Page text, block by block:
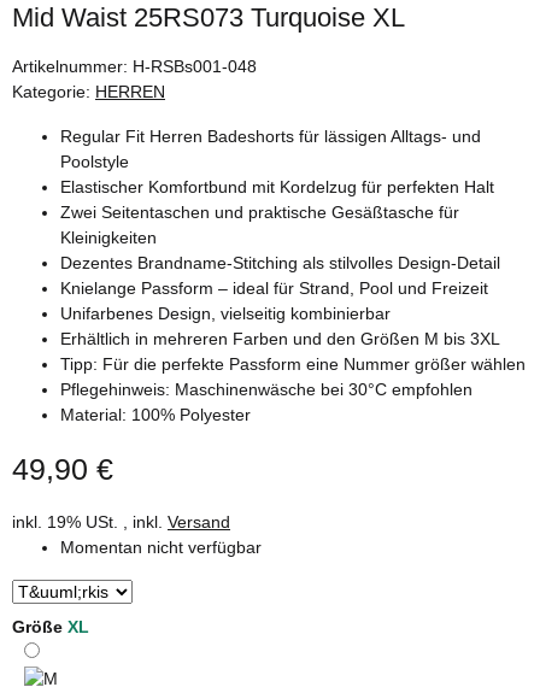
Mid Waist 25RS073 Turquoise XL
Artikelnummer: H-RSBs001-048
Kategorie: HERREN
Regular Fit Herren Badeshorts für lässigen Alltags- und
Poolstyle
Elastischer Komfortbund mit Kordelzug für perfekten Halt
Zwei Seitentaschen und praktische Gesäßtasche für
Kleinigkeiten
Dezentes Brandname-Stitching als stilvolles Design-Detail
Knielange Passform – ideal für Strand, Pool und Freizeit
Unifarbenes Design, vielseitig kombinierbar
Erhältlich in mehreren Farben und den Größen M bis 3XL
Tipp: Für die perfekte Passform eine Nummer größer wählen
Pflegehinweis: Maschinenwäsche bei 30°C empfohlen
Material: 100% Polyester
49,90 €
inkl. 19% USt. , inkl. Versand
Momentan nicht verfügbar
Größe XL